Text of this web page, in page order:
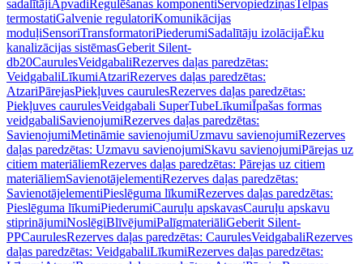
sadalītājiApvadiRegulēšanas komponentiServopiedziņasTelpas
termostatiGalvenie regulatoriKomunikācijas
moduļiSensoriTransformatoriPiederumiSadalītāju izolācijaĒku
kanalizācijas sistēmasGeberit Silent-
db20CaurulesVeidgabaliRezerves daļas paredzētas:
VeidgabaliLīkumiAtzariRezerves daļas paredzētas:
AtzariPārejasPiekļuves caurulesRezerves daļas paredzētas:
Piekļuves caurulesVeidgabali SuperTubeLīkumiĪpašas formas
veidgabaliSavienojumiRezerves daļas paredzētas:
SavienojumiMetināmie savienojumiUzmavu savienojumiRezerves
daļas paredzētas: Uzmavu savienojumiSkavu savienojumiPārejas uz
citiem materiāliemRezerves daļas paredzētas: Pārejas uz citiem
materiāliemSavienotājelementiRezerves daļas paredzētas:
SavienotājelementiPieslēguma līkumiRezerves daļas paredzētas:
Pieslēguma līkumiPiederumiCauruļu apskavasCauruļu apskavu
stiprinājumiNoslēgiBlīvējumiPalīgmateriāliGeberit Silent-
PPCaurulesRezerves daļas paredzētas: CaurulesVeidgabaliRezerves
daļas paredzētas: VeidgabaliLīkumiRezerves daļas paredzētas: